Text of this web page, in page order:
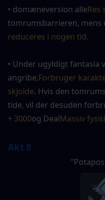
• domæneversion alleRes
tomrumsbarrieren, mens
reduceres i nogen tid.
• Under ugyldigt fantasia
angribe,Forbruger
skjolde. Hvis den
tide, vil der desuden
+ 3000og DealMassiv
Akt 8